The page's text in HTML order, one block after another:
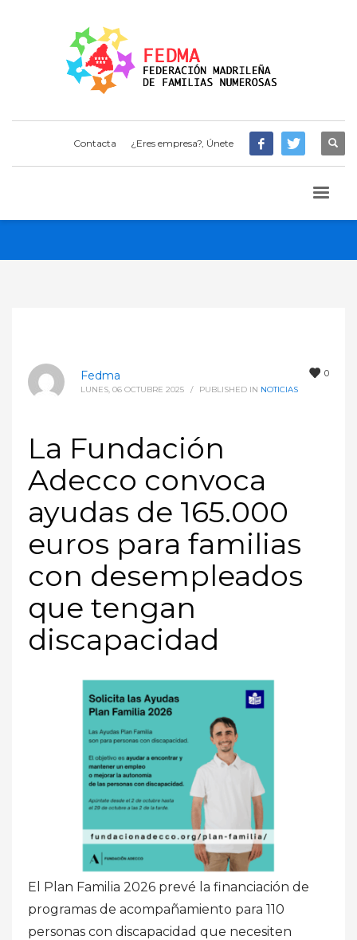
Contacta ¿Eres empresa?, Únete
0
Fedma
LUNES, 06 OCTUBRE 2025 / PUBLISHED IN NOTICIAS
La Fundación
Adecco convoca
ayudas de 165.000
euros para familias
con desempleados
que tengan
discapacidad
El Plan Familia 2026 prevé la financiación de
programas de acompañamiento para 110
personas con discapacidad que necesiten